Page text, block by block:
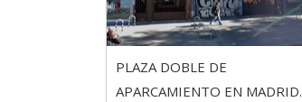
PLAZA DOBLE DE
APARCAMIENTO EN MADRID.